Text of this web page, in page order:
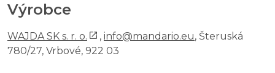
Výrobce
WAJDA SK s. r. o. , info@mandario.eu, Šteruská
780/27, Vrbové, 922 03